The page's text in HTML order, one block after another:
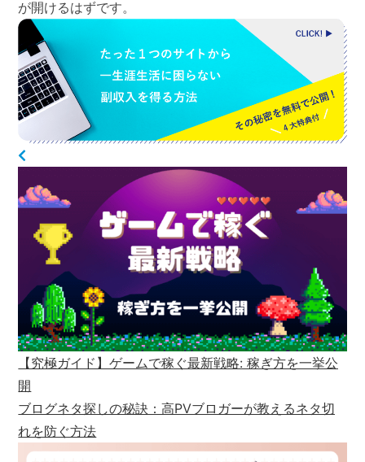
が開けるはずです。
【究極ガイド】ゲームで稼ぐ最新戦略: 稼ぎ方を一挙公
開
ブログネタ探しの秘訣：高PVブロガーが教えるネタ切
れを防ぐ方法